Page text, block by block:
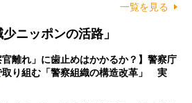
一覧を見る
ニッポンの活路」
官離れ」に歯止めはかかるか？】警察庁
取り組む「警察組織の構造改革」 実